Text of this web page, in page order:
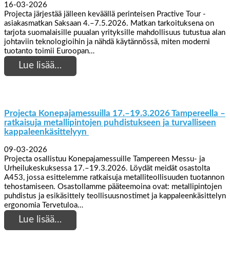
16-03-2026
Projecta järjestää jälleen keväällä perinteisen Practive Tour -
asiakasmatkan Saksaan 4.–7.5.2026. Matkan tarkoituksena on
tarjota suomalaisille puualan yrityksille mahdollisuus tutustua alan
johtaviin teknologioihin ja nähdä käytännössä, miten moderni
tuotanto toimii Euroopan…
Lue lisää…
Projecta Konepajamessuilla 17.–19.3.2026 Tampereella –
ratkaisuja metallipintojen puhdistukseen ja turvalliseen
kappaleenkäsittelyyn
09-03-2026
Projecta osallistuu Konepajamessuille Tampereen Messu- ja
Urheilukeskuksessa 17.–19.3.2026. Löydät meidät osastolta
A453, jossa esittelemme ratkaisuja metalliteollisuuden tuotannon
tehostamiseen. Osastollamme pääteemoina ovat: metallipintojen
puhdistus ja esikäsittely teollisuusnostimet ja kappaleenkäsittelyn
ergonomia Tervetuloa…
Lue lisää…